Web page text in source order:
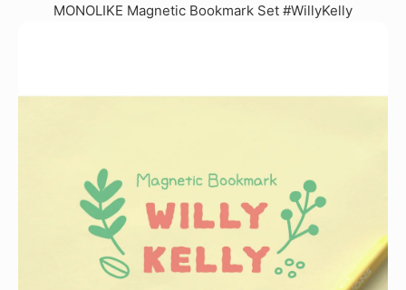
MONOLIKE Magnetic Bookmark Set #WillyKelly